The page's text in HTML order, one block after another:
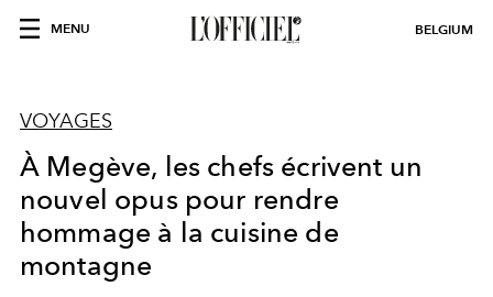
MENU BELGIUM
VOYAGES
À Megève, les chefs écrivent un
nouvel opus pour rendre
hommage à la cuisine de
montagne